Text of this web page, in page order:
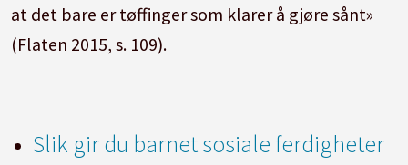
at det bare er tøffinger som klarer å gjøre sånt»
(Flaten 2015, s. 109).
Slik gir du barnet sosiale ferdigheter